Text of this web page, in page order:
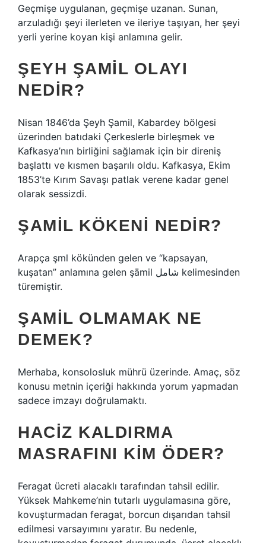
Geçmişe uygulanan, geçmişe uzanan. Sunan,
arzuladığı şeyi ilerleten ve ileriye taşıyan, her şeyi
yerli yerine koyan kişi anlamına gelir.
ŞEYH ŞAMIL OLAYI
NEDIR?
Nisan 1846’da Şeyh Şamil, Kabardey bölgesi
üzerinden batıdaki Çerkeslerle birleşmek ve
Kafkasya’nın birliğini sağlamak için bir direniş
başlattı ve kısmen başarılı oldu. Kafkasya, Ekim
1853’te Kırım Savaşı patlak verene kadar genel
olarak sessizdi.
ŞAMIL KÖKENI NEDIR?
Arapça şml kökünden gelen ve “kapsayan,
kuşatan” anlamına gelen şāmil شامل kelimesinden
türemiştir.
ŞAMIL OLMAMAK NE
DEMEK?
Merhaba, konsolosluk mührü üzerinde. Amaç, söz
konusu metnin içeriği hakkında yorum yapmadan
sadece imzayı doğrulamaktı.
HACIZ KALDIRMA
MASRAFINI KIM ÖDER?
Feragat ücreti alacaklı tarafından tahsil edilir.
Yüksek Mahkeme’nin tutarlı uygulamasına göre,
kovuşturmadan feragat, borcun dışarıdan tahsil
edilmesi varsayımını yaratır. Bu nedenle,